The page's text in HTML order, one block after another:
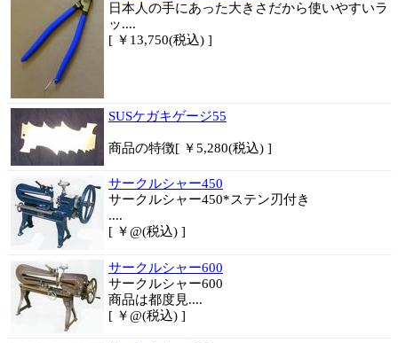
日本人の手にあった大きさだから使いやすいラ
ッ....
[ ￥13,750(税込) ]
SUSケガキゲージ55
商品の特徴[ ￥5,280(税込) ]
サークルシャー450
サークルシャー450*ステン刃付き
....
[ ￥@(税込) ]
サークルシャー600
サークルシャー600
商品は都度見....
[ ￥@(税込) ]